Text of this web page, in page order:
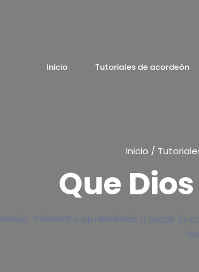
Inicio Tutoriales de acordeón
Inicio /
Que
Vallenato aprenderás a tocar la